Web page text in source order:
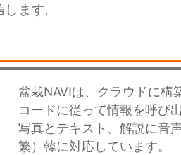
ます。
盆栽NAVIは、クラウドに構
コードに従って情報を呼び
写真とテキスト、解説に音
繁）韓に対応しています。